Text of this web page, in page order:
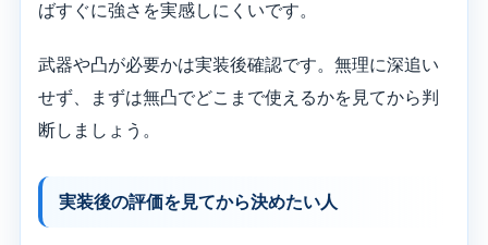
ばすぐに強さを実感しにくいです。
武器や凸が必要かは実装後確認です。無理に深追い
せず、まずは無凸でどこまで使えるかを見てから判
断しましょう。
実装後の評価を見てから決めたい人